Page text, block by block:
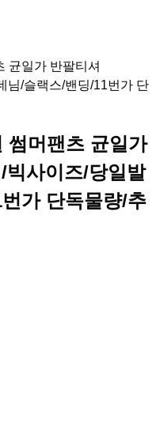
썸머팬츠 균일가
빅사이즈/당일발
가 단독물량/추